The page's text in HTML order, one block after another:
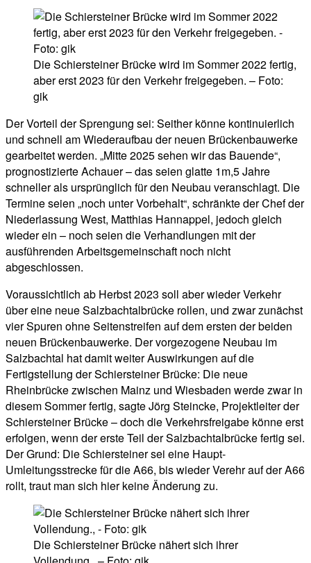
Die Schiersteiner Brücke wird im Sommer 2022 fertig,
aber erst 2023 für den Verkehr freigegeben. – Foto:
gik
Der Vorteil der Sprengung sei: Seither könne kontinuierlich
und schnell am Wiederaufbau der neuen Brückenbauwerke
gearbeitet werden. „Mitte 2025 sehen wir das Bauende“,
prognostizierte Achauer – das seien glatte 1m,5 Jahre
schneller als ursprünglich für den Neubau veranschlagt. Die
Termine seien „noch unter Vorbehalt“, schränkte der Chef der
Niederlassung West, Matthias Hannappel, jedoch gleich
wieder ein – noch seien die Verhandlungen mit der
ausführenden Arbeitsgemeinschaft noch nicht
abgeschlossen.
Voraussichtlich ab Herbst 2023 soll aber wieder Verkehr
über eine neue Salzbachtalbrücke rollen, und zwar zunächst
vier Spuren ohne Seitenstreifen auf dem ersten der beiden
neuen Brückenbauwerke. Der vorgezogene Neubau im
Salzbachtal hat damit weiter Auswirkungen auf die
Fertigstellung der Schiersteiner Brücke: Die neue
Rheinbrücke zwischen Mainz und Wiesbaden werde zwar in
diesem Sommer fertig, sagte Jörg Steincke, Projektleiter der
Schiersteiner Brücke – doch die Verkehrsfreigabe könne erst
erfolgen, wenn der erste Teil der Salzbachtalbrücke fertig sei.
Der Grund: Die Schiersteiner sei eine Haupt-
Umleitungsstrecke für die A66, bis wieder Verehr auf der A66
rollt, traut man sich hier keine Änderung zu.
Die Schiersteiner Brücke nähert sich ihrer